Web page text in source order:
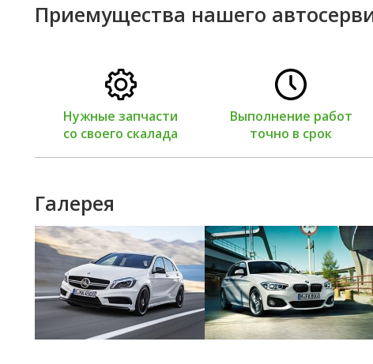
Приемущества нашего
Нужные запчасти
со своего скалада
Выполнение работ
точно в срок
Галерея